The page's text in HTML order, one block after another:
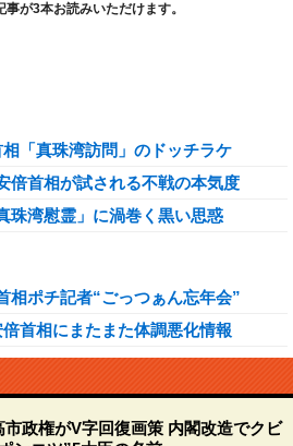
が3本お読みいただけます。
「真珠湾訪問」のドッチラケ
倍首相が試される不戦の本気度
珠湾慰霊」に渦巻く黒い思惑
相ポチ記者“ごっつぁん忘年会”
倍首相にまたまた体調悪化情報
政権がV字回復画策 内閣改造でクビ